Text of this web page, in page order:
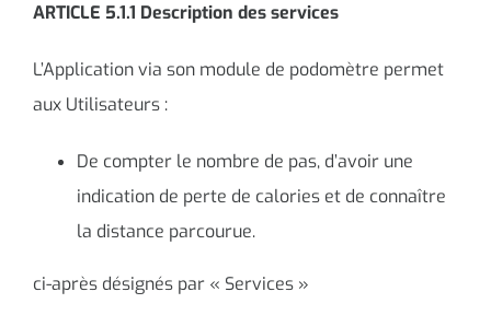
ARTICLE 5.1.1 Description des services
L’Application via son module de podomètre permet
aux Utilisateurs :
De compter le nombre de pas, d’avoir une
indication de perte de calories et de connaître
la distance parcourue.
ci-après désignés par « Services »